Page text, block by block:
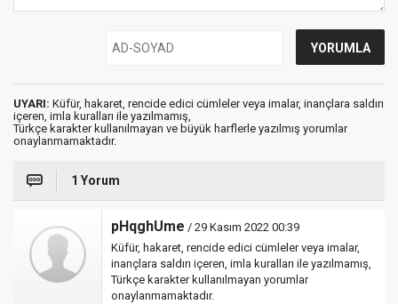
UYARI: Küfür, hakaret, rencide edici cümleler veya imalar, inançlara saldırı
içeren, imla kuralları ile yazılmamış,
Türkçe karakter kullanılmayan ve büyük harflerle yazılmış yorumlar
onaylanmamaktadır.
1 Yorum
pHqghUme / 29 Kasım 2022 00:39
Küfür, hakaret, rencide edici cümleler veya imalar,
inançlara saldırı içeren, imla kuralları ile yazılmamış,
Türkçe karakter kullanılmayan yorumlar
onaylanmamaktadır.